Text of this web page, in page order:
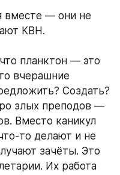
вместе — они не
КВН.
планктон — это
вчерашние
Создать?
злых преподов —
Вместо каникул
то делают и не
зачёты. Это
Их работа